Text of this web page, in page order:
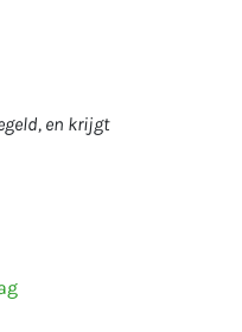
en krijgt